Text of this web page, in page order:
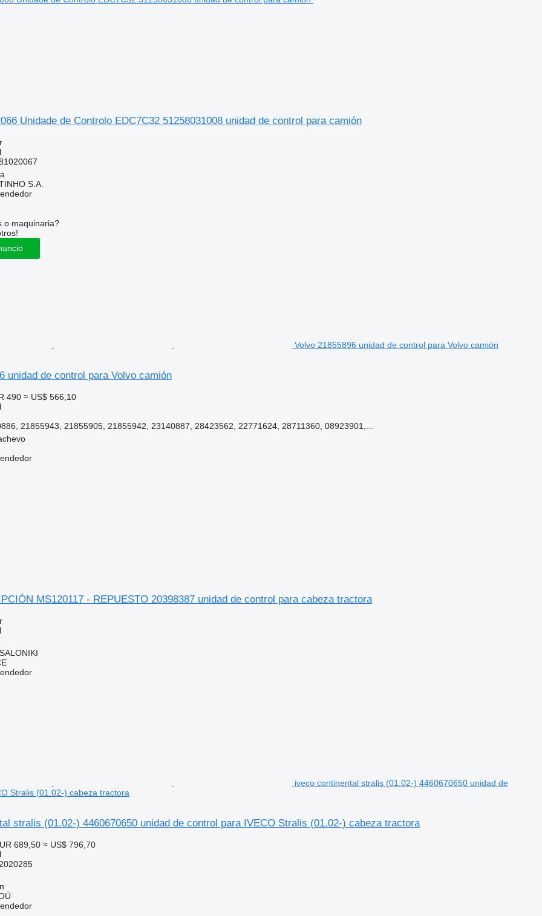
Unidade de Controlo EDC7C32 51258031008 unidad de control para camión
S.A.
o maquinaria?
Volvo 21855896 unidad de control para Volvo camión
unidad de control para Volvo camión
490 ≈ US$ 566,10
21855943, 21855905, 21855942, 23140887, 28423562, 22771624, 28711360, 08923901,...
MS120117 - REPUESTO 20398387 unidad de control para cabeza tractora
iveco continental stralis (01.02-) 4460670650 unidad de
Stralis (01.02-) cabeza tractora
stralis (01.02-) 4460670650 unidad de control para IVECO Stralis (01.02-) cabeza tractora
689,50 ≈ US$ 796,70